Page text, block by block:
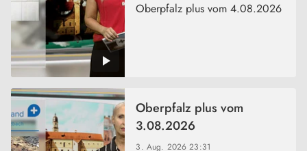
Oberpfalz plus vom 4.08.2026
3. Aug. 202623:31
Oberpfalz plus vom
3.08.2026